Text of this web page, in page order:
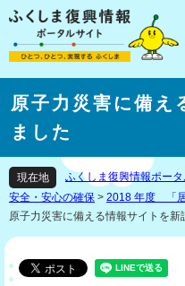
原子力災害に備え
ました
現在地 ふくしま復興情報ポータ
安全・安心の確保 > 2018 年度 「
原子力災害に備える情報サイトを新